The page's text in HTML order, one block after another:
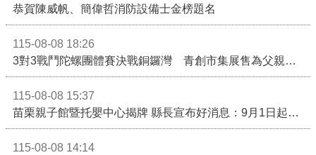
恭賀陳威帆、簡偉哲消防設備士金榜題名
115-08-08 18:26
3對3戰鬥陀螺團體賽決戰銅鑼灣 青創市集展售為父親節增添繽紛
115-08-08 15:37
苗栗親子館暨托嬰中心揭牌 縣長宣布好消息：9月1日起調降臨時托嬰費用
115-08-08 14:14